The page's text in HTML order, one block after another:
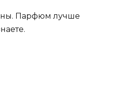
Парфюм лучше